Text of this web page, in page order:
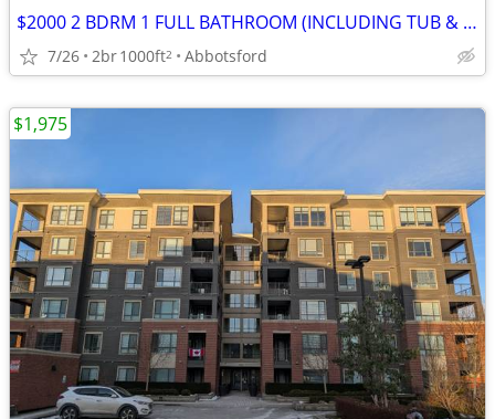
$2000 2 BDRM 1 FULL BATHROOM (INCLUDING TUB & SHOWER OPEN PLAN CONDO
7/26 2br1000ft2 Abbotsford
$1,975